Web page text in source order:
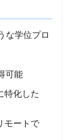
な学位プロ
可能
特化した
モートで